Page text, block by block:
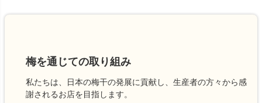
梅を通じての取り組み
私たちは、日本の梅干の発展に貢献し、生産者の方々から感
謝されるお店を目指します。